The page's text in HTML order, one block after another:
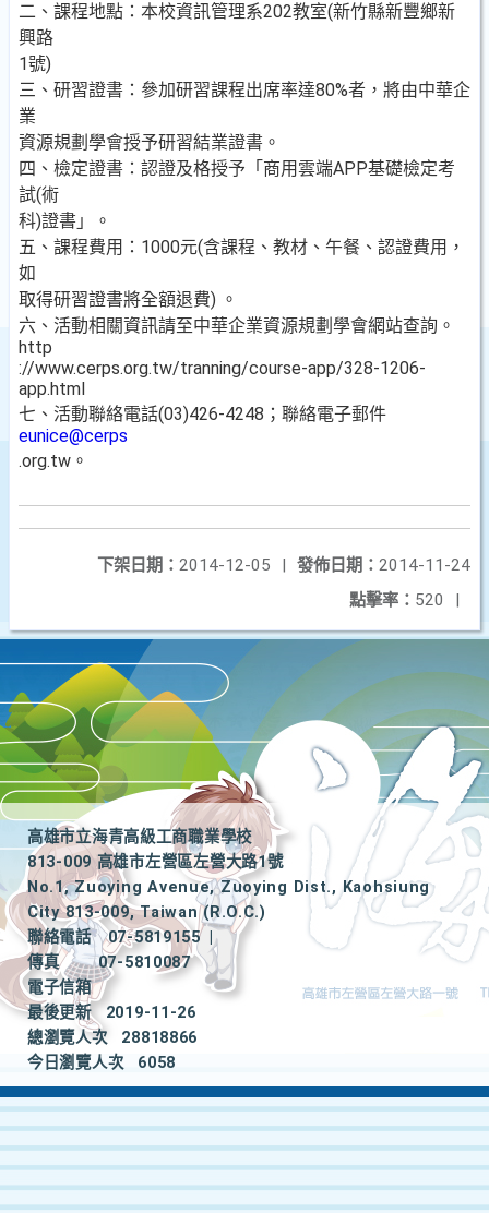
二、課程地點：本校資訊管理系202教室(新竹縣新豐鄉新
興路
1號)
三、研習證書：參加研習課程出席率達80%者，將由中華企
業
資源規劃學會授予研習結業證書。
四、檢定證書：認證及格授予「商用雲端APP基礎檢定考
試(術
科)證書」。
五、課程費用：1000元(含課程、教材、午餐、認證費用，
如
取得研習證書將全額退費) 。
六、活動相關資訊請至中華企業資源規劃學會網站查詢。
http
://www.cerps.org.tw/tranning/course-app/328-1206-
app.html
七、活動聯絡電話(03)426-4248；聯絡電子郵件
eunice@cerps
.org.tw。
發佈日期： 2014-11-24
下架日期： 2014-12-05
|
點擊率： 520 |
高雄市立海青高級工商職業學校
813-009 高雄市左營區左營大路1號
No.1, Zuoying Avenue, Zuoying Dist., Kaohsiung
City 813-009, Taiwan (R.O.C.)
聯絡電話
07-5819155
|
傳真
07-5810087
電子信箱
最後更新
2019-11-26
總瀏覽人次
28818866
今日瀏覽人次
6058